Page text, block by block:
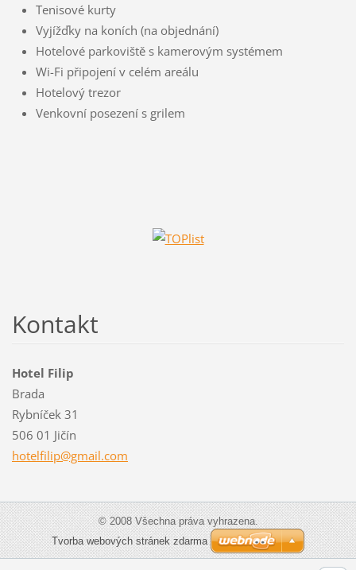
Tenisové kurty
Vyjížďky na koních (na objednání)
Hotelové parkoviště s kamerovým systémem
Wi-Fi připojení v celém areálu
Hotelový trezor
Venkovní posezení s grilem
Kontakt
Hotel Filip
Brada
Rybníček 31
506 01 Jičín
hotelfilip@gmail.com
© 2008 Všechna práva vyhrazena.
Tvorba webových stránek zdarma